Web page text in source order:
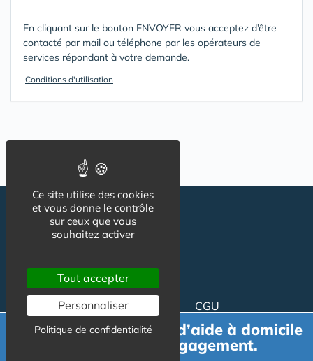
En cliquant sur le bouton ENVOYER vous acceptez d’être
contacté par mail ou téléphone par les opérateurs de
services répondant à votre demande.
Conditions d'utilisation
Suivez-nous
CGU
Mentions légales
Charte
Demande de devis d’aide à domicile
gratuit et sans engagement.
Ce site utilise des cookies
et vous donne le contrôle
sur ceux que vous
souhaitez activer
Tout accepter
Personnaliser
Politique de confidentialité